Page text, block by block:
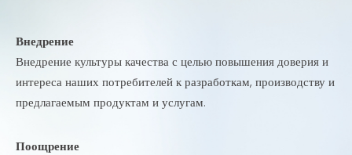
Внедрение
Внедрение культуры качества с целью повышения доверия и
интереса наших потребителей к разработкам, производству и
предлагаемым продуктам и услугам.
Поощрение